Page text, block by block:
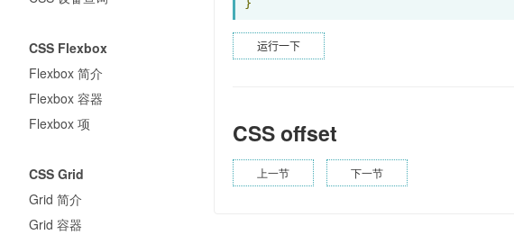
CSS Flexbox
Flexbox 简介
Flexbox 容器
Flexbox 项
CSS Grid
Grid 简介
Grid 容器
运行一下
CSS offset
上一节 下一节